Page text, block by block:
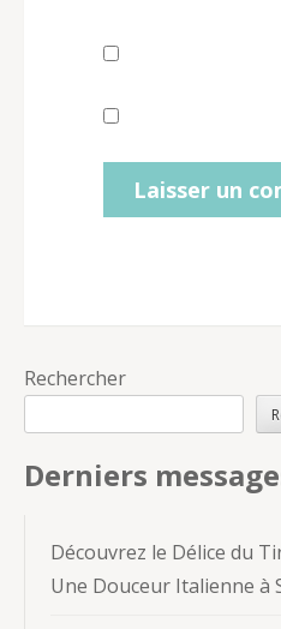
Rechercher
Derniers
Découvrez le Délice du
Une Douceur Italienne à